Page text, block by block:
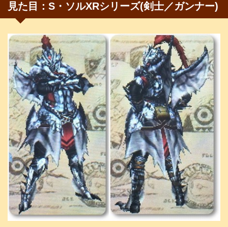
見た目：S・ソルXRシリーズ(剣士／ガンナー)